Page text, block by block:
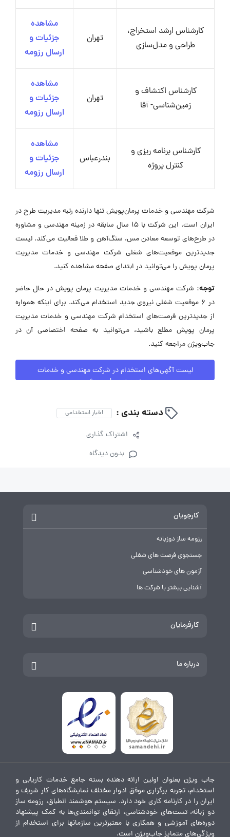
کارشناس ارشد استخراج،
طراحی و مدل‌سازی
تهران
مشاهده
جزئیات و
ارسال رزومه
کارشناس اکتشاف و
زمین‌شناسی- آقا
تهران
مشاهده
جزئیات و
ارسال رزومه
کارشناس برنامه ریزی و
کنترل پروژه
بندرعباس
مشاهده
جزئیات و
ارسال رزومه
شرکت مهندسی و خدمات پرمان‌پویش تنها دارنده رتبه مدیریت طرح در
ایران است. این شرکت با 15 سال سابقه در زمینه مهندسی و مشاوره
در طرح‌های توسعه معادن مس، سنگ‌آهن و طلا فعالیت می‌کند. لیست
جدیدترین موقعیت‌های شغلی شرکت مهندسی و خدمات مدیریت
پرمان پویش را می‌توانید در ابتدای صفحه مشاهده کنید.
توجه: شرکت مهندسی و خدمات مدیریت پرمان پویش در حال حاضر
در ۶ موقعیت شغلی نیروی جدید استخدام می‌کند. برای اینکه همواره
از جدیدترین فرصت‌های استخدام شرکت مهندسی و خدمات مدیریت
پرمان پویش مطلع باشید، می‌توانید به صفحه اختصاصی آن در
جاب‌ویژن مراجعه کنید.
لیست آگهی‌های استخدام در شرکت مهندسی و خدمات
مدیریت پرمان پویش
دسته بندی : اخبار استخدامی
اشتراک گذاری
بدون دیدگاه
کارجویان
رزومه ساز دوزبانه
جستجوی فرصت های شغلی
آزمون های خودشناسی
آشنایی بیشتر با شرکت ها
کارفرمایان
درباره ما
جاب ویژن بعنوان اولین ارائه دهنده بسته جامع خدمات کاریابی و
استخدام، تجربه برگزاری موفق ادوار مختلف نمایشگاه‌های کار شریف و
ایران را در کارنامه کاری خود دارد. سیستم هوشمند انطباق، رزومه ساز
دو زبانه، تست‌های خودشناسی، ارتقای توانمندی‌ها به کمک پیشنهاد
دوره‌های آموزشی و همکاری با معتبرترین سازمانها برای استخدام از
ویژگی‌های متمایز جاب‌ویژن است.